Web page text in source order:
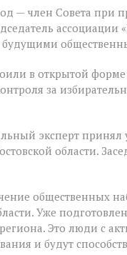
— член Совета при
будущими
в открытой
за
эксперт
области.
общественных
Уже
Это люди с
и будут